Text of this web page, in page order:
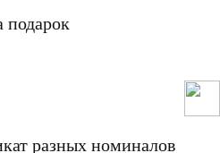
разных номиналов